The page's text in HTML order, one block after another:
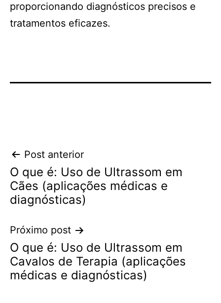
proporcionando diagnósticos precisos e
tratamentos eficazes.
Navegação
de
Post
Post anterior
O que é: Uso de Ultrassom em
Cães (aplicações médicas e
diagnósticas)
Próximo post
O que é: Uso de Ultrassom em
Cavalos de Terapia (aplicações
médicas e diagnósticas)